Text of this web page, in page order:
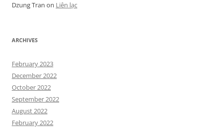
Dzung Tran on Liên lạc
ARCHIVES
February 2023
December 2022
October 2022
September 2022
August 2022
February 2022